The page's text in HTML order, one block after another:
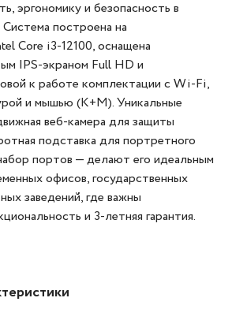
эргономику и безопасность в
построена на
Core i3-12100, оснащена
IPS-экраном Full HD и
к работе комплектации с Wi-Fi,
и мышью (K+M). Уникальные
веб-камера для защиты
подставка для портретного
портов — делают его идеальным
офисов, государственных
заведений, где важны
и 3-летняя гарантия.